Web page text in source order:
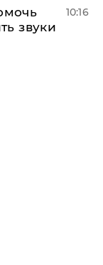
звуки
10:16